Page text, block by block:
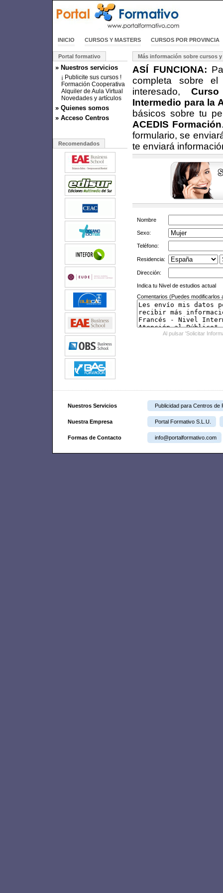
INICIO CURSOS Y MASTERS CURSOS POR PROVINCIA
Portal formativo
» Nuestros servicios
¡ Publicite sus cursos !
Formación Cooperativa
Alquiler de Aula Virtual
Novedades y artículos
» Quienes somos
» Acceso Centros
Recomendados
Más información sobre cursos y
ASÍ FUNCIONA:
completa sobre
interesado,
Intermedio para la
básicos sobre tu
ACEDIS Formación
formulario, se
te enviará
Nombre
Sexo:
Teléfono:
Residencia:
Dirección:
Indica tu Nivel de estudios actual
Comentarios (Puedes modificarlos
Al pulsar 'Solicitar
Nuestros Servicios Publicidad para Centros de
Nuestra Empresa Portal Formativo S.L.U.
Formas de Contacto info@portalformativo.com